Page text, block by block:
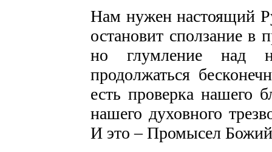
Нам нужен настоящий
остановит сползание в
но глумление над
продолжаться
есть проверка нашего
нашего духовного
И это – Промысел